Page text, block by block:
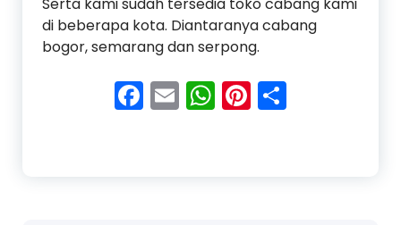
Serta kami sudah tersedia toko cabang kami
di beberapa kota. Diantaranya cabang
bogor, semarang dan serpong.
Facebook
EmailWhatsApp
Pinterest